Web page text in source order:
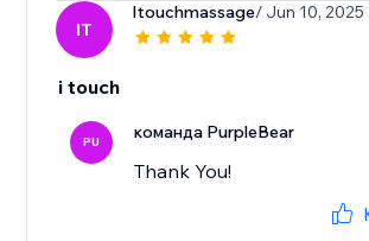
IT
Itouchmassage/ Jun 10, 2025
i touch
PU команда PurpleBear
Thank You!